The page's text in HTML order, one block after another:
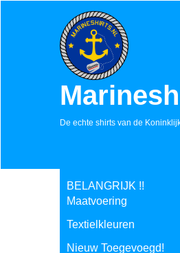
De echte shirts van de
BELANGRIJK !!
Maatvoering
Textielkleuren
Nieuw Toegevoegd!